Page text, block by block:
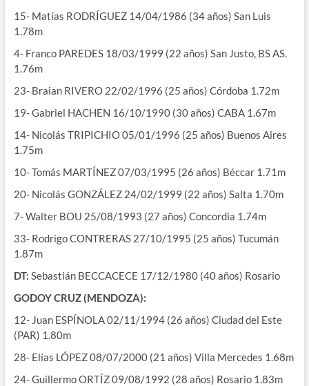
15- Matías RODRÍGUEZ 14/04/1986 (34 años) San Luis
1.78m
4- Franco PAREDES 18/03/1999 (22 años) San Justo, BS AS.
1.76m
23- Braian RIVERO 22/02/1996 (25 años) Córdoba 1.72m
19- Gabriel HACHEN 16/10/1990 (30 años) CABA 1.67m
14- Nicolás TRIPICHIO 05/01/1996 (25 años) Buenos Aires
1.75m
10- Tomás MARTÍNEZ 07/03/1995 (26 años) Béccar 1.71m
20- Nicolás GONZÁLEZ 24/02/1999 (22 años) Salta 1.70m
7- Walter BOU 25/08/1993 (27 años) Concordia 1.74m
33- Rodrigo CONTRERAS 27/10/1995 (25 años) Tucumán
1.87m
DT: Sebastián BECCACECE 17/12/1980 (40 años) Rosario
GODOY CRUZ (MENDOZA):
12- Juan ESPÍNOLA 02/11/1994 (26 años) Ciudad del Este
(PAR) 1.80m
28- Elías LÓPEZ 08/07/2000 (21 años) Villa Mercedes 1.68m
24- Guillermo ORTÍZ 09/08/1992 (28 años) Rosario 1.83m